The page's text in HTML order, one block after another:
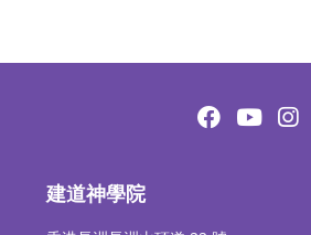
建道神學院